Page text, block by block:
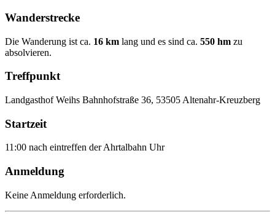
Wanderstrecke
Die Wanderung ist ca. 16 km lang und es sind ca. 550 hm zu
absolvieren.
Treffpunkt
Landgasthof Weihs Bahnhofstraße 36, 53505 Altenahr-Kreuzberg
Startzeit
11:00 nach eintreffen der Ahrtalbahn Uhr
Anmeldung
Keine Anmeldung erforderlich.